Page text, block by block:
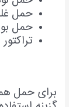
حمل
حمل
تراکتور
برای حمل